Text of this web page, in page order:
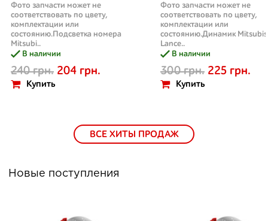
Фото запчасти может не
соответствовать по цвету,
комплектации или
состоянию.Подсветка номера
Mitsubi..
В наличии
240 грн. 204 грн.
Купить
Фото запчасти может не
соответствовать по цвету,
комплектации или
состоянию.Динамик
Lance..
В наличии
300 грн. 225 грн.
Купить
ВСЕ ХИТЫ ПРОДАЖ
Новые поступления